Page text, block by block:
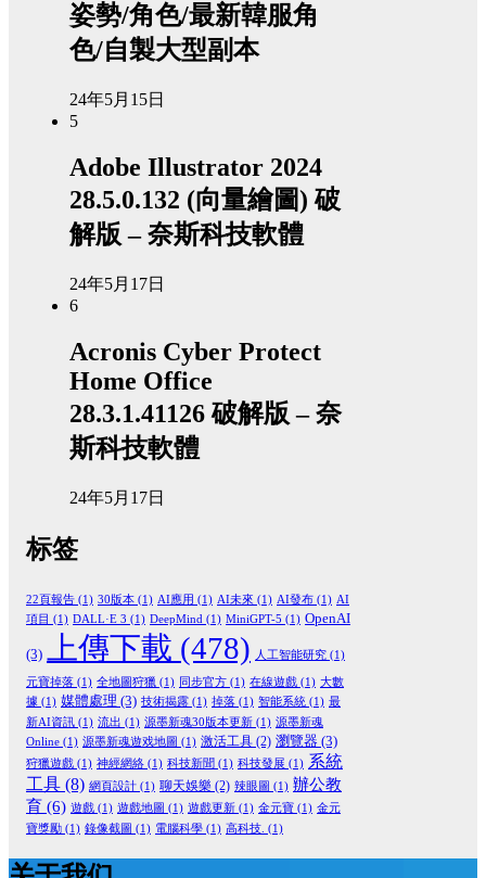
姿勢/角色/最新韓服角
色/自製大型副本
24年5月15日
5
Adobe Illustrator 2024
28.5.0.132 (向量繪圖) 破
解版 – 奈斯科技軟體
24年5月17日
6
Acronis Cyber Protect
Home Office
28.3.1.41126 破解版 – 奈
斯科技軟體
24年5月17日
标签
22頁報告 (1) 30版本 (1) AI應用 (1) AI未來 (1) AI發布 (1) AI
項目 (1) DALL·E 3 (1) DeepMind (1) MiniGPT-5 (1) OpenAI
(3) 上傳下載 (478) 人工智能研究 (1)
元寶掉落 (1) 全地圖狩獵 (1) 同步官方 (1) 在線遊戲 (1) 大數
據 (1) 媒體處理 (3) 技術揭露 (1) 掉落 (1) 智能系統 (1) 最
新AI資訊 (1) 流出 (1) 源墨新魂30版本更新 (1) 源墨新魂
Online (1) 源墨新魂遊戏地圖 (1) 激活工具 (2) 瀏覽器 (3)
狩獵遊戲 (1) 神經網絡 (1) 科技新聞 (1) 科技發展 (1) 系統
工具 (8) 網頁設計 (1) 聊天娛樂 (2) 辣眼圖 (1) 辦公教
育 (6) 遊戲 (1) 遊戲地圖 (1) 遊戲更新 (1) 金元寶 (1) 金元
寶獎勵 (1) 錄像截圖 (1) 電腦科學 (1) 高科技. (1)